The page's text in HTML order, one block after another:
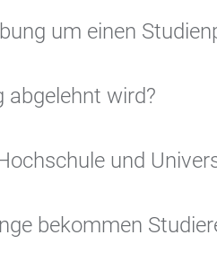
um einen
abgelehnt wird?
und
bekommen